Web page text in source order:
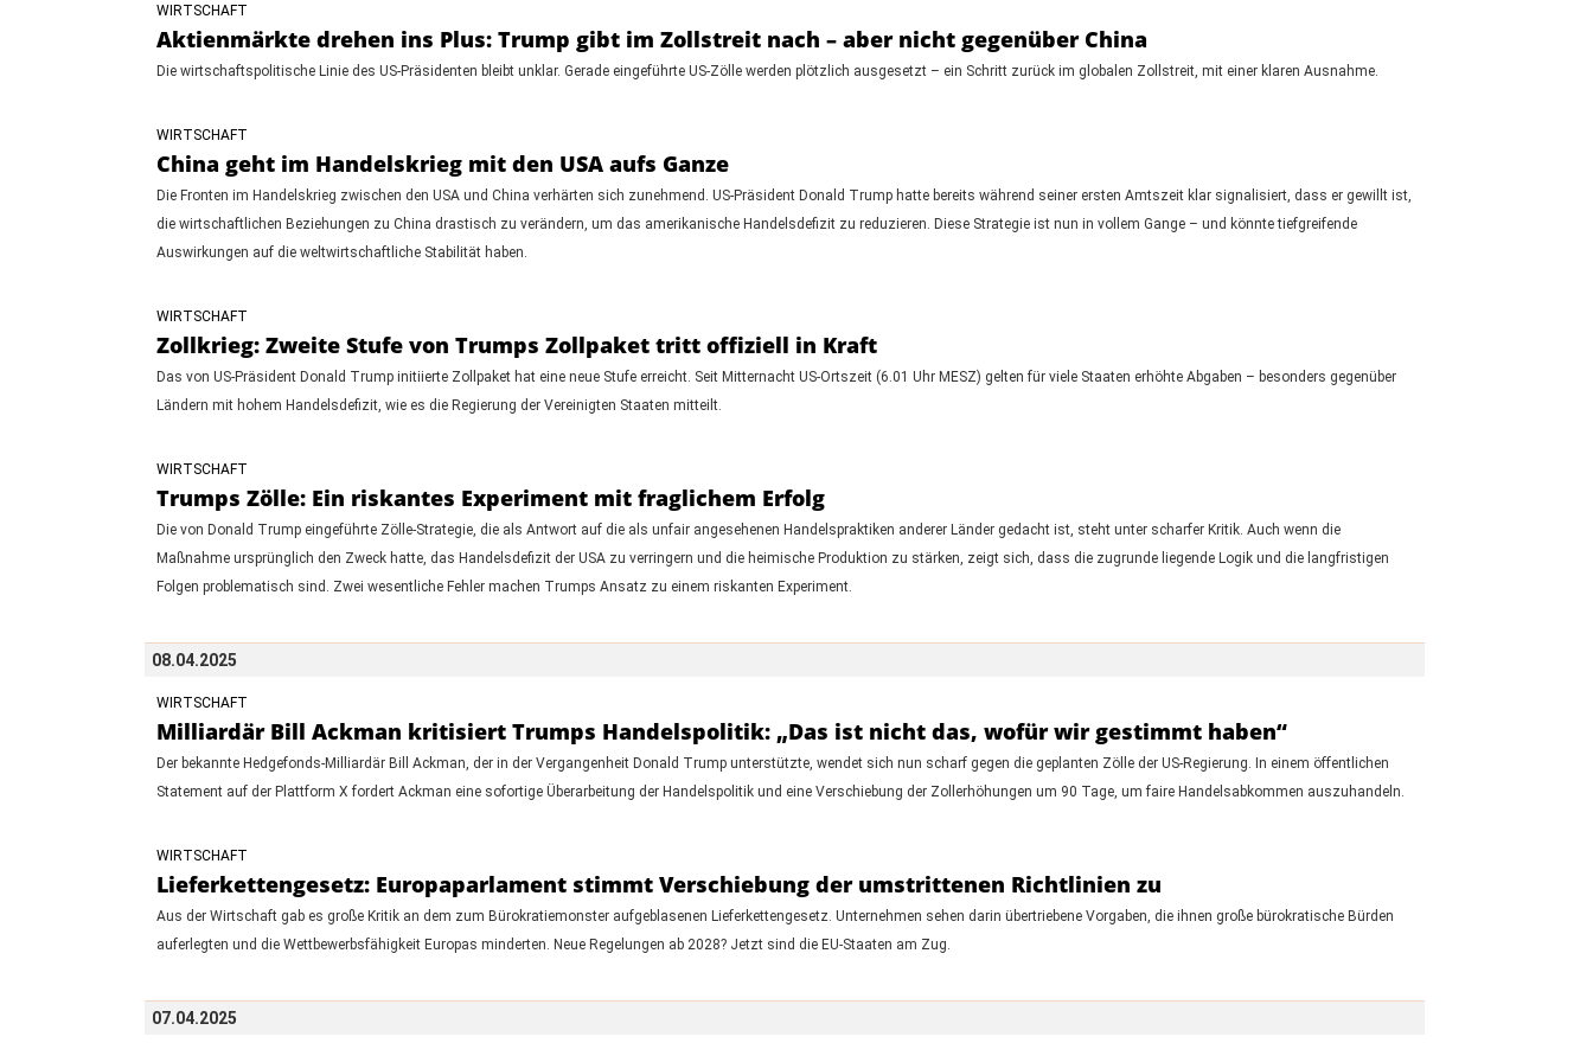
WIRTSCHAFT
Aktienmärkte drehen ins Plus: Trump gibt im Zollstreit nach – aber nicht gegenüber China
Die wirtschaftspolitische Linie des US-Präsidenten bleibt unklar. Gerade eingeführte US-Zölle werden plötzlich ausgesetzt – ein Schritt zurück im globalen Zollstreit, mit einer klaren Ausnahme.
WIRTSCHAFT
China geht im Handelskrieg mit den USA aufs Ganze
Die Fronten im Handelskrieg zwischen den USA und China verhärten sich zunehmend. US-Präsident Donald Trump hatte bereits während seiner ersten Amtszeit klar signalisiert, dass er gewillt ist,
die wirtschaftlichen Beziehungen zu China drastisch zu verändern, um das amerikanische Handelsdefizit zu reduzieren. Diese Strategie ist nun in vollem Gange – und könnte tiefgreifende
Auswirkungen auf die weltwirtschaftliche Stabilität haben.
WIRTSCHAFT
Zollkrieg: Zweite Stufe von Trumps Zollpaket tritt offiziell in Kraft
Das von US-Präsident Donald Trump initiierte Zollpaket hat eine neue Stufe erreicht. Seit Mitternacht US-Ortszeit (6.01 Uhr MESZ) gelten für viele Staaten erhöhte Abgaben – besonders gegenüber
Ländern mit hohem Handelsdefizit, wie es die Regierung der Vereinigten Staaten mitteilt.
WIRTSCHAFT
Trumps Zölle: Ein riskantes Experiment mit fraglichem Erfolg
Die von Donald Trump eingeführte Zölle-Strategie, die als Antwort auf die als unfair angesehenen Handelspraktiken anderer Länder gedacht ist, steht unter scharfer Kritik. Auch wenn die
Maßnahme ursprünglich den Zweck hatte, das Handelsdefizit der USA zu verringern und die heimische Produktion zu stärken, zeigt sich, dass die zugrunde liegende Logik und die langfristigen
Folgen problematisch sind. Zwei wesentliche Fehler machen Trumps Ansatz zu einem riskanten Experiment.
08.04.2025
WIRTSCHAFT
Milliardär Bill Ackman kritisiert Trumps Handelspolitik: „Das ist nicht das, wofür wir gestimmt haben“
Der bekannte Hedgefonds-Milliardär Bill Ackman, der in der Vergangenheit Donald Trump unterstützte, wendet sich nun scharf gegen die geplanten Zölle der US-Regierung. In einem öffentlichen
Statement auf der Plattform X fordert Ackman eine sofortige Überarbeitung der Handelspolitik und eine Verschiebung der Zollerhöhungen um 90 Tage, um faire Handelsabkommen auszuhandeln.
WIRTSCHAFT
Lieferkettengesetz: Europaparlament stimmt Verschiebung der umstrittenen Richtlinien zu
Aus der Wirtschaft gab es große Kritik an dem zum Bürokratiemonster aufgeblasenen Lieferkettengesetz. Unternehmen sehen darin übertriebene Vorgaben, die ihnen große bürokratische Bürden
auferlegten und die Wettbewerbsfähigkeit Europas minderten. Neue Regelungen ab 2028? Jetzt sind die EU-Staaten am Zug.
07.04.2025